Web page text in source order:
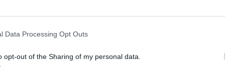
Data Processing Opt Outs
opt-out of the Sharing of my personal data.
per l’apprendimento delle lingue su
14 lingue diverse in 8 lingue.